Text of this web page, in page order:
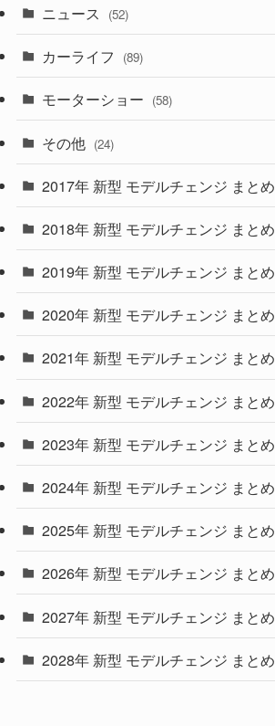
(43)
(6)
(9)
(4)
(30)
(27)
(28)
(27)
(26)
(33)
(10)
(35)
(10)
(9)
(22)
(4)
(9)
(4)
(1)
ニュース (52)
カーライフ (89)
モーターショー (58)
その他 (24)
2017年 新型 モデルチェンジ まとめ
2018年 新型 モデルチェンジ まとめ
2019年 新型 モデルチェンジ まとめ
2020年 新型 モデルチェンジ まとめ
2021年 新型 モデルチェンジ まとめ
2022年 新型 モデルチェンジ まとめ
2023年 新型 モデルチェンジ まとめ
2024年 新型 モデルチェンジ まとめ
2025年 新型 モデルチェンジ まとめ
2026年 新型 モデルチェンジ まとめ
2027年 新型 モデルチェンジ まとめ
2028年 新型 モデルチェンジ まとめ